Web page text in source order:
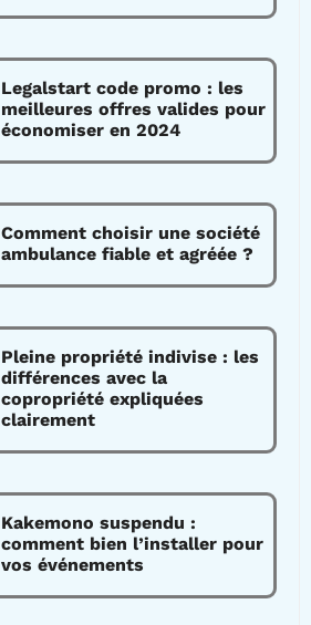
Legalstart code promo : les
meilleures offres valides pour
économiser en 2024
Comment choisir une société
ambulance fiable et agréée ?
Pleine propriété indivise : les
différences avec la
copropriété expliquées
clairement
Kakemono suspendu :
comment bien l’installer pour
vos événements